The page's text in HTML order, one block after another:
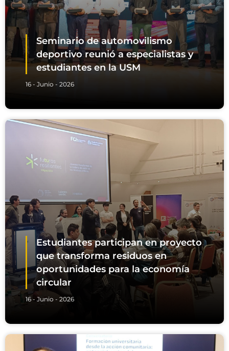
Seminario de automovilismo
deportivo reunió a especialistas y
estudiantes en la USM
16 - Junio - 2026
Estudiantes participan en proyecto
que transforma residuos en
oportunidades para la economía
circular
16 - Junio - 2026